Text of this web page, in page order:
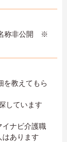
称非公開 ※
を教えてもら
しています
イナビ介護職
あります